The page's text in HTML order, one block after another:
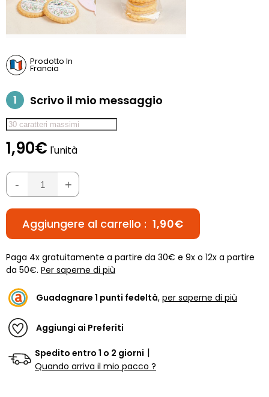
Prodotto In
Francia
1 Scrivo il mio messaggio
1,90€ l'unità
- +
Aggiungere al carrello : 1,90€
Paga 4x gratuitamente a partire da 30€ e 9x o 12x a partire
da 50€. Per saperne di più
Guadagnare 1 punti fedeltà, per saperne di più
Aggiungi ai Preferiti
Spedito entro 1 o 2 giorni |
Quando arriva il mio pacco ?